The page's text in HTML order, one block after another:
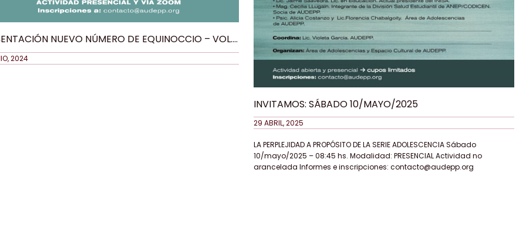
NUEVO NÚMERO DE EQUINOCCIO – VOL.
– 2024
2024
INVITAMOS: SÁBADO 10/MAYO/2025
29 ABRIL, 2025
LA PERPLEJIDAD A PROPÓSITO DE LA SERIE ADOLESCENCIA Sábado
10/mayo/2025 – 08:45 hs. Modalidad: PRESENCIAL Actividad no
arancelada Informes e inscripciones: contacto@audepp.org